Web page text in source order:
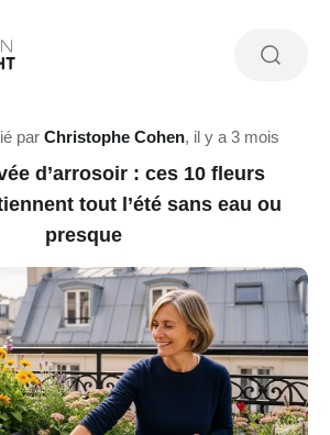
par Christophe Cohen, il y a 3 mois
d’arrosoir : ces 10 fleurs
tout l’été sans eau ou
presque